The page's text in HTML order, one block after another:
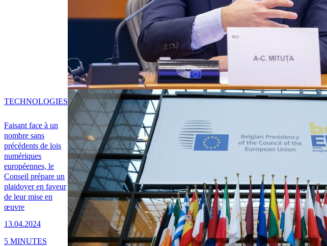
Faisant face à un
nombre sans
précédents de lois
numériques
européennes, le
Conseil prépare un
plaidoyer en faveur
de leur mise en
œuvre
13.04.2024
TECHNOLOGIES
5 MINUTES